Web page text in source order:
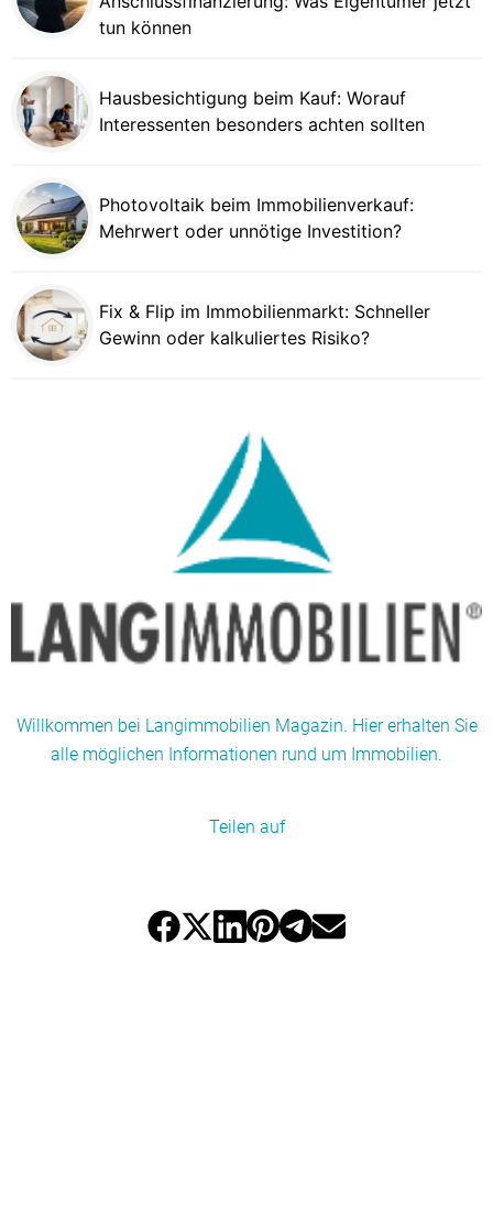
tun können
Hausbesichtigung beim Kauf: Worauf
Interessenten besonders achten sollten
Photovoltaik beim Immobilienverkauf:
Mehrwert oder unnötige Investition?
Fix & Flip im Immobilienmarkt: Schneller
Gewinn oder kalkuliertes Risiko?
Willkommen bei Langimmobilien Magazin. Hier erhalten Sie
alle möglichen Informationen rund um Immobilien.
Teilen auf